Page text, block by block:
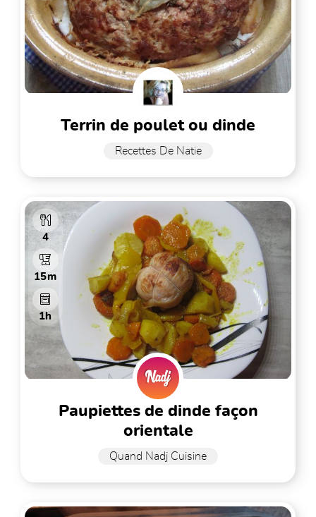
terrin de poulet ou dinde
Recettes De Natie
4
15m
1h
paupiettes de dinde façon
orientale
Quand Nadj Cuisine